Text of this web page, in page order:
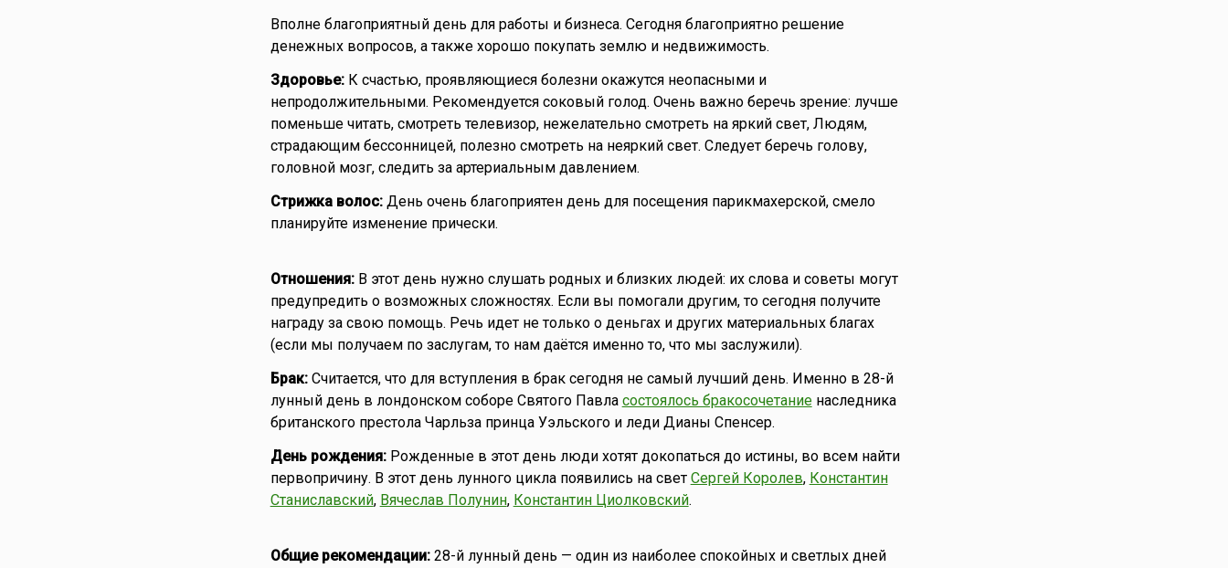
Вполне благоприятный день для работы и бизнеса. Сегодня благоприятно решение
денежных вопросов, а также хорошо покупать землю и недвижимость.
Здоровье:К счастью, проявляющиеся болезни окажутся неопасными и
непродолжительными. Рекомендуется соковый голод. Очень важно беречь зрение: лучше
поменьше читать, смотреть телевизор, нежелательно смотреть на яркий свет, Людям,
страдающим бессонницей, полезно смотреть на неяркий свет. Следует беречь голову,
головной мозг, следить за артериальным давлением.
Стрижка волос:День очень благоприятен день для посещения парикмахерской, смело
планируйте изменение прически.
Отношения:В этот день нужно слушать родных и близких людей: их слова и советы могут
предупредить о возможных сложностях. Если вы помогали другим, то сегодня получите
награду за свою помощь. Речь идет не только о деньгах и других материальных благах
(если мы получаем по заслугам, то нам даётся именно то, что мы заслужили).
Брак:Считается, что для вступления в брак сегодня не самый лучший день. Именно в 28-й
лунный день в лондонском соборе Святого Павла состоялось бракосочетаниенаследника
британского престола Чарльза принца Уэльского и леди Дианы Спенсер.
День рождения:Рожденные в этот день люди хотят докопаться до истины, во всем найти
первопричину. В этот день лунного цикла появились на свет Сергей Королев, Константин
Станиславский, Вячеслав Полунин, Константин Циолковский.
Общие рекомендации:28-й лунный день — один из наиболее спокойных и светлых дней